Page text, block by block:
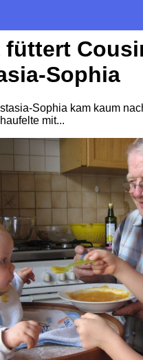
füttert
Sophia
Sophia kam kaum
mit...